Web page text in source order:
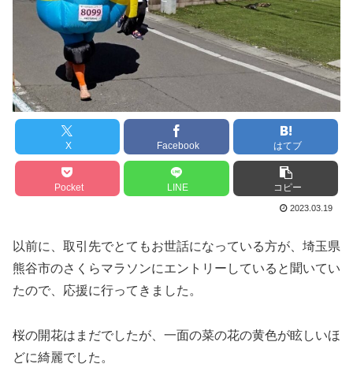
X Facebook はてブ
Pocket LINE コピー
2023.03.19
以前に、取引先でとてもお世話になっている方が、埼玉県
熊谷市のさくらマラソンにエントリーしていると聞いてい
たので、応援に行ってきました。
桜の開花はまだでしたが、一面の菜の花の黄色が眩しいほ
どに綺麗でした。